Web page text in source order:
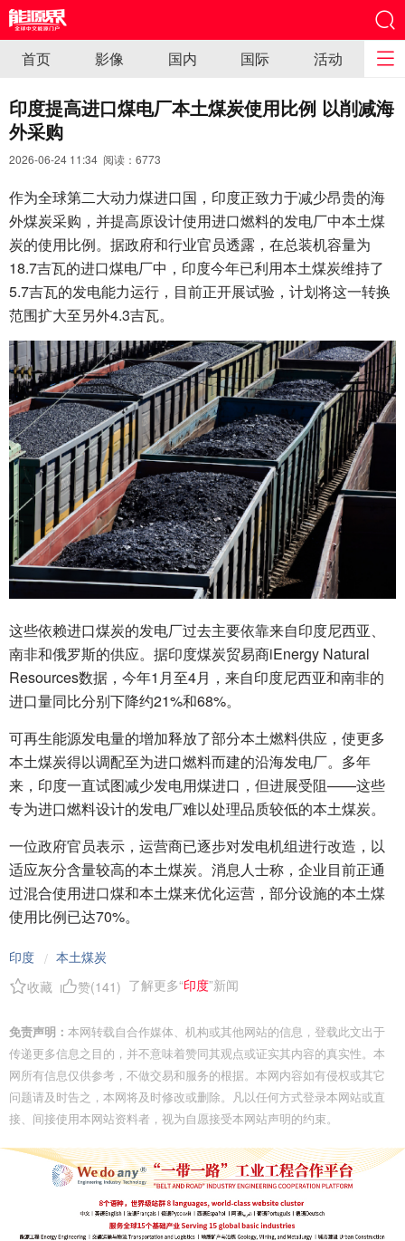
首页 影像 国内 国际 活动
印度提高进口煤电厂本土煤炭使用比例 以削减海
外采购
2026-06-24 11:34 阅读： 6773
作为全球第二大动力煤进口国，印度正致力于减少昂贵的海
外煤炭采购，并提高原设计使用进口燃料的发电厂中本土煤
炭的使用比例。据政府和行业官员透露，在总装机容量为
18.7吉瓦的进口煤电厂中，印度今年已利用本土煤炭维持了
5.7吉瓦的发电能力运行，目前正开展试验，计划将这一转换
范围扩大至另外4.3吉瓦。
这些依赖进口煤炭的发电厂过去主要依靠来自印度尼西亚、
南非和俄罗斯的供应。据印度煤炭贸易商iEnergy Natural
Resources数据，今年1月至4月，来自印度尼西亚和南非的
进口量同比分别下降约21%和68%。
可再生能源发电量的增加释放了部分本土燃料供应，使更多
本土煤炭得以调配至为进口燃料而建的沿海发电厂。多年
来，印度一直试图减少发电用煤进口，但进展受阻——这些
专为进口燃料设计的发电厂难以处理品质较低的本土煤炭。
一位政府官员表示，运营商已逐步对发电机组进行改造，以
适应灰分含量较高的本土煤炭。消息人士称，企业目前正通
过混合使用进口煤和本土煤来优化运营，部分设施的本土煤
使用比例已达70%。
印度 / 本土煤炭
收藏
赞(141 ) 了解更多“印度”新闻
免责声明： 本网转载自合作媒体、机构或其他网站的信息，登载此文出于
传递更多信息之目的，并不意味着赞同其观点或证实其内容的真实性。本
网所有信息仅供参考，不做交易和服务的根据。本网内容如有侵权或其它
问题请及时告之，本网将及时修改或删除。凡以任何方式登录本网站或直
接、间接使用本网站资料者，视为自愿接受本网站声明的约束。